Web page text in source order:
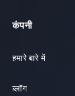
कंपनी
हमारे बारे में
ब्लॉग